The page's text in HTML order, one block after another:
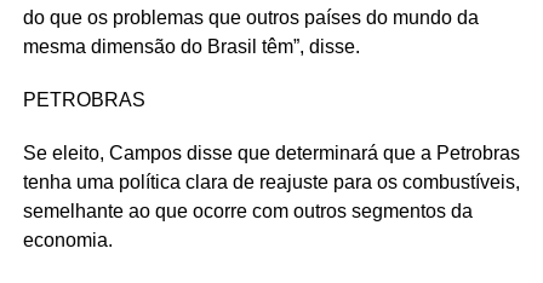
do que os problemas que outros países do mundo da
mesma dimensão do Brasil têm”, disse.
PETROBRAS
Se eleito, Campos disse que determinará que a Petrobras
tenha uma política clara de reajuste para os combustíveis,
semelhante ao que ocorre com outros segmentos da
economia.